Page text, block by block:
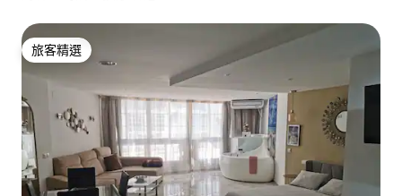
旅客精選
旅客精選